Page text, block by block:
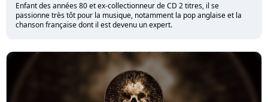
Enfant des années 80 et ex-collectionneur de CD 2 titres, il se
passionne très tôt pour la musique, notamment la pop anglaise et la
chanson française dont il est devenu un expert.